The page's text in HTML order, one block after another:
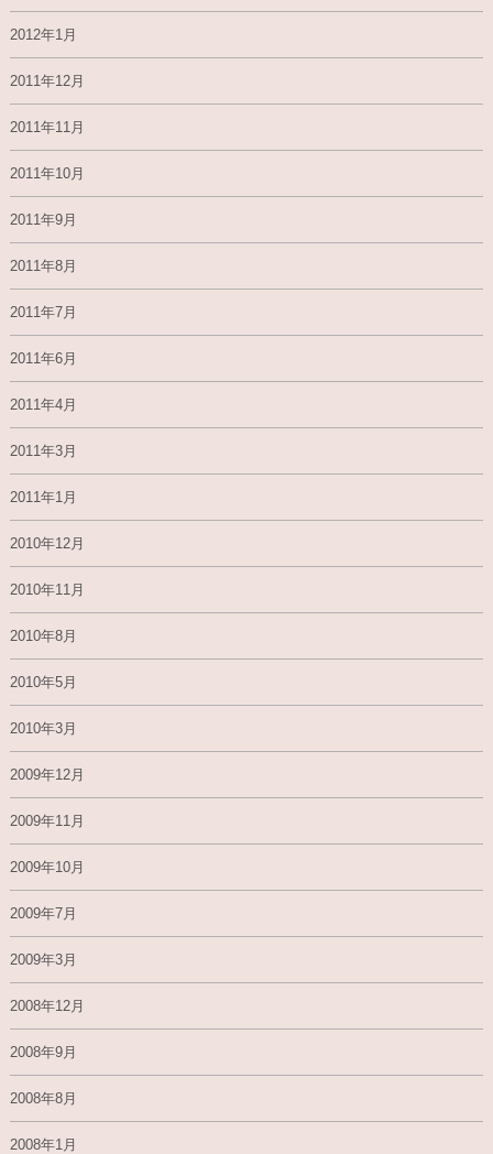
2012年1月
2011年12月
2011年11月
2011年10月
2011年9月
2011年8月
2011年7月
2011年6月
2011年4月
2011年3月
2011年1月
2010年12月
2010年11月
2010年8月
2010年5月
2010年3月
2009年12月
2009年11月
2009年10月
2009年7月
2009年3月
2008年12月
2008年9月
2008年8月
2008年1月